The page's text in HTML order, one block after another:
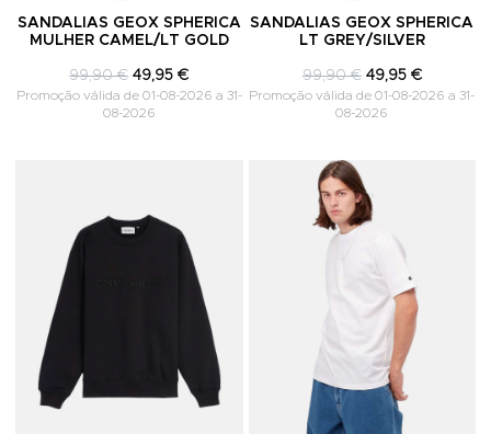
SANDALIAS GEOX SPHERICA
MULHER CAMEL/LT GOLD
99,90 € 49,95 €
Promoção válida de 01-08-2026 a 31-
08-2026
SANDALIAS GEOX SPHERICA
LT GREY/SILVER
99,90 € 49,95 €
Promoção válida de 01-08-2026 a 31-
08-2026
Adicionar aos Favoritos